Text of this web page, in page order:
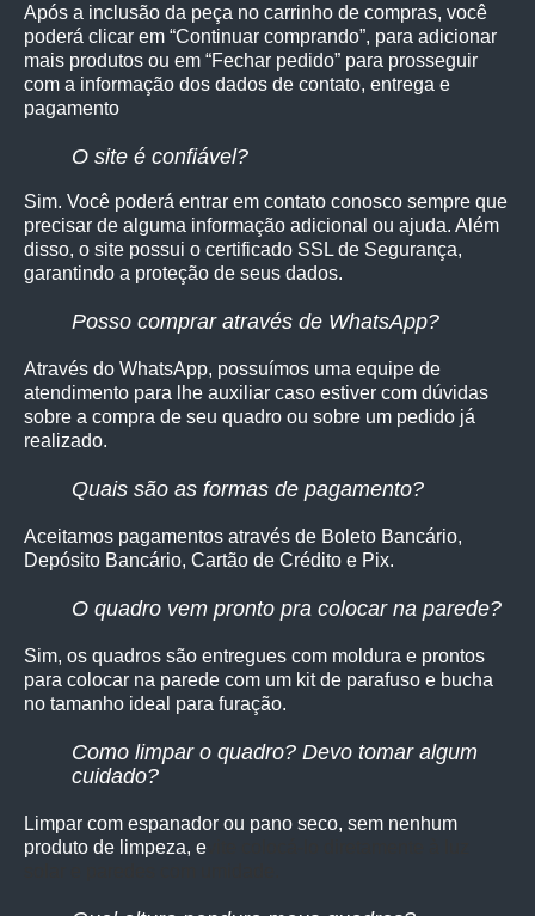
Após a inclusão da peça no carrinho de compras, você
poderá clicar em “Continuar comprando”, para adicionar
mais produtos ou em “Fechar pedido” para prosseguir
com a informação dos dados de contato, entrega e
pagamento
O site é confiável?
Sim. Você poderá entrar em contato conosco sempre que
precisar de alguma informação adicional ou ajuda. Além
disso, o site possui o certificado SSL de Segurança,
garantindo a proteção de seus dados.
Posso comprar através de WhatsApp?
Através do WhatsApp, possuímos uma equipe de
atendimento para lhe auxiliar caso estiver com dúvidas
sobre a compra de seu quadro ou sobre um pedido já
realizado.
Quais são as formas de pagamento?
Aceitamos pagamentos através de Boleto Bancário,
Depósito Bancário, Cartão de Crédito e Pix.
O quadro vem pronto pra colocar na parede?
Sim, os quadros são entregues com moldura e prontos
para colocar na parede com um kit de parafuso e bucha
no tamanho ideal para furação.
Como limpar o quadro? Devo tomar algum
cuidado?
Limpar com espanador ou pano seco, sem nenhum
produto de limpeza, e